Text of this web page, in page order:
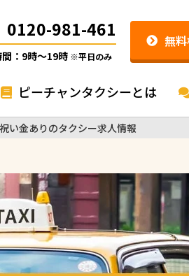
0120-981-461
：9時〜19時 ※平日のみ
無
ピーチャンタクシーとは
い金ありのタクシー求人情報